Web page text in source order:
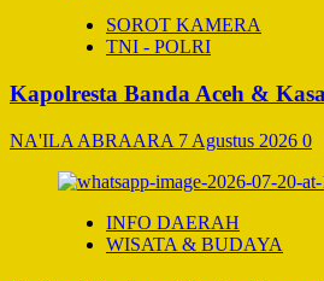
SOROT KAMERA
TNI - POLRI
Kapolresta Banda Aceh &
NA'ILA ABRAARA 7 Agustus 2026 0
INFO DAERAH
WISATA & BUDAYA